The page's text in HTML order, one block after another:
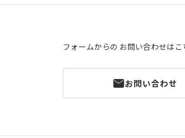
フォームからの お問い合わせはこ
お問い合わせ